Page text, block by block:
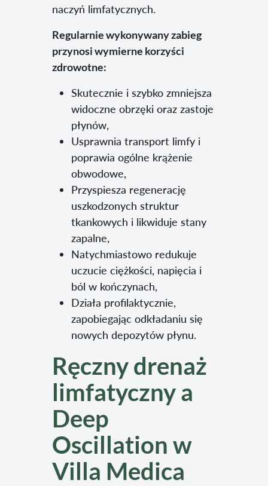
naczyń limfatycznych.
Regularnie wykonywany zabieg
przynosi wymierne korzyści
zdrowotne:
Skutecznie i szybko zmniejsza
widoczne obrzęki oraz zastoje
płynów,
Usprawnia transport limfy i
poprawia ogólne krążenie
obwodowe,
Przyspiesza regenerację
uszkodzonych struktur
tkankowych i likwiduje stany
zapalne,
Natychmiastowo redukuje
uczucie ciężkości, napięcia i
ból w kończynach,
Działa profilaktycznie,
zapobiegając odkładaniu się
nowych depozytów płynu.
Ręczny drenaż
limfatyczny a
Deep
Oscillation w
Villa Medica